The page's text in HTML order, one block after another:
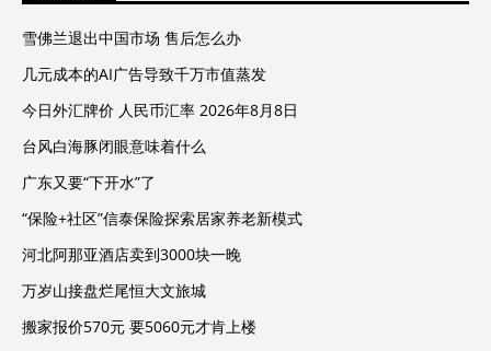
雪佛兰退出中国市场 售后怎么办
几元成本的AI广告导致千万市值蒸发
今日外汇牌价 人民币汇率 2026年8月8日
台风白海豚闭眼意味着什么
广东又要“下开水”了
“保险+社区”信泰保险探索居家养老新模式
河北阿那亚酒店卖到3000块一晚
万岁山接盘烂尾恒大文旅城
搬家报价570元 要5060元才肯上楼